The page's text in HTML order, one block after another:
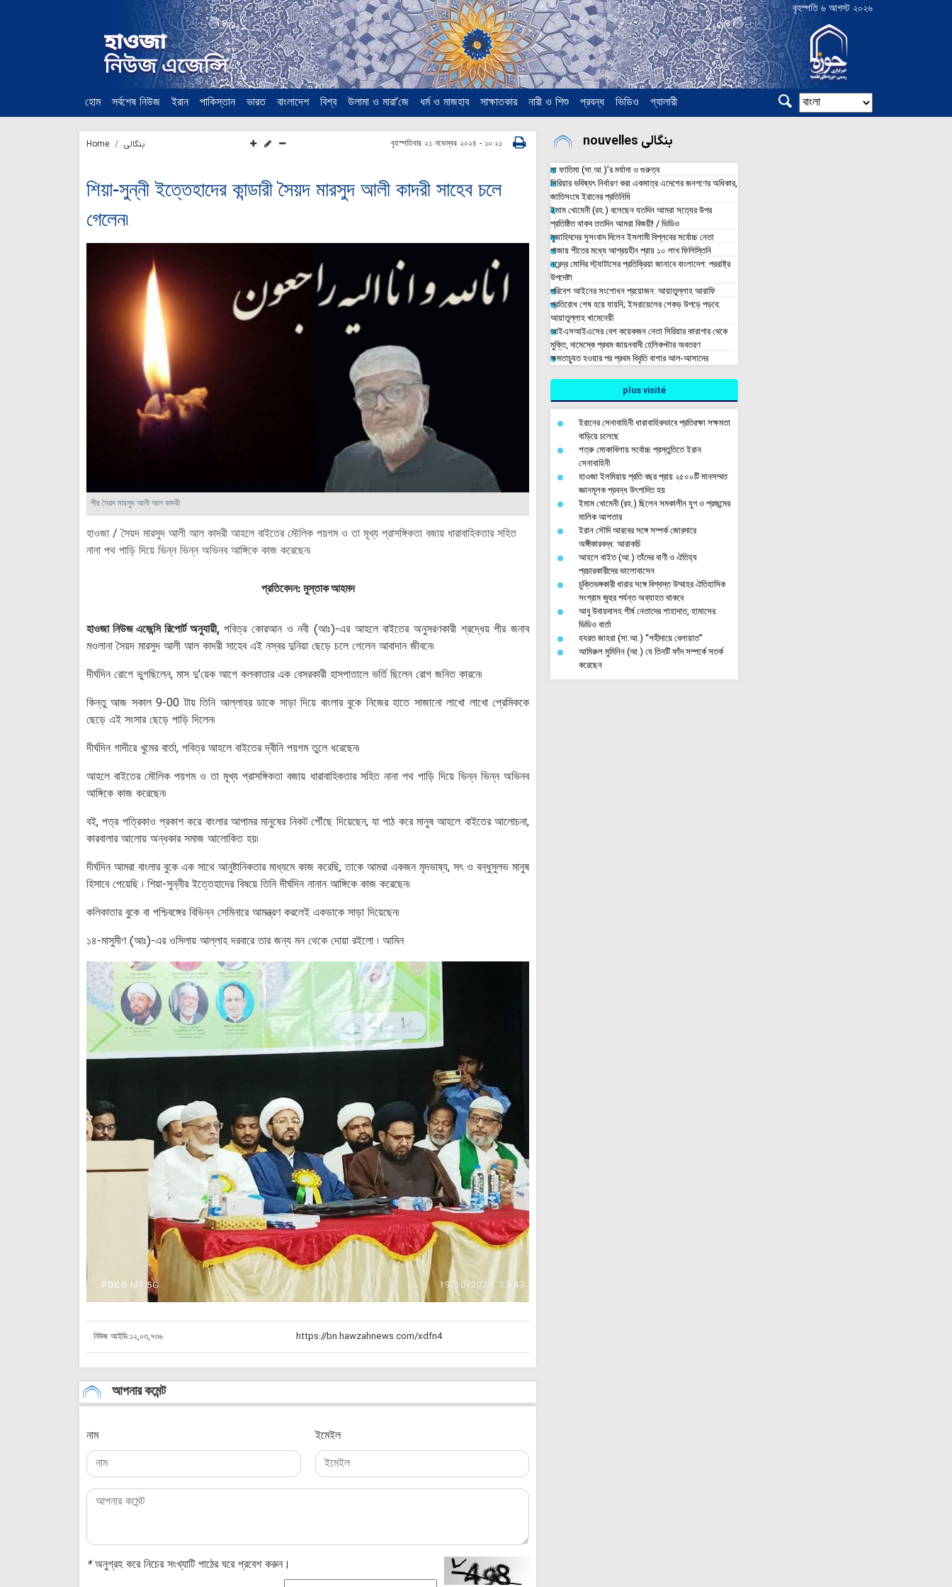
বৃহস্পতি ৬ আগস্ট ২০২৬
হোম সর্বশেষ নিউজ ইরান পাকিস্তান ভারত বাংলাদেশ বিশ্ব উলামা ও মারা’জে ধর্ম ও মাজহাব সাক্ষাতকার নারী ও শিশু প্রবন্ধ ভিডিও গ্যালারী
Home بنگالی বৃহস্পতিবার ২১ নভেম্বর ২০২৪ - ১০:২১
পীর সৈয়দ মারসুদ আলী আল কাদরী
শিয়া-সুন্নী ইত্তেহাদের কান্ডারী সৈয়দ মারসুদ আলী কাদরী সাহেব চলে
গেলেন৷
হাওজা / সৈয়দ মারসুদ আলী আল কাদরী আহলে বাইতের মৌলিক পয়গম ও তা মূখ্য প্রাসঙ্গিকতা বজায় ধারাবাহিকতার সহিত
নানা পথ পাড়ি দিয়ে ভিন্ন ভিন্ন অভিনব আঙ্গিকে কাজ করেছেন৷
প্রতিবেদন: মুস্তাক আহমদ
হাওজা নিউজ এজেন্সি রিপোর্ট অনুযায়ী,পবিত্র কোরআন ও নবী (আঃ)-এর আহলে বাইতের অনুসরণকারী শ্রদ্ধেয় পীর জনাব
মওলানা সৈয়দ মারসুদ আলী আল কাদরী সাহেব এই নস্বর দুনিয়া ছেড়ে চলে গেলেন আবাদান জীবনে৷
দীর্ঘদিন রোগে ভুগছিলেন, মাস দু'য়েক আগে কলকাতার এক বেসরকারী হাসপাতালে ভর্তি ছিলেন রোগ জনিত কারনে৷
কিন্তু আজ সকাল 9-00 টায় তিনি আল্লাহর ডাকে সাড়া দিয়ে বাংলার বুকে নিজের হাতে সাজানো লাখো লাখো প্রেমিককে
ছেড়ে এই সংসার ছেড়ে পাড়ি দিলেন৷
দীর্ঘদিন গাদীরে খুমের বার্তা, পবিত্র আহলে বাইতের দ্বীনি পয়গম তুলে ধরেছেন৷
আহলে বাইতের মৌলিক পয়গম ও তা মূখ্য প্রাসঙ্গিকতা বজায় ধারাবাহিকতার সহিত নানা পথ পাড়ি দিয়ে ভিন্ন ভিন্ন অভিনব
আঙ্গিকে কাজ করেছেন৷
বই, পত্র পত্রিকাও প্রকাশ করে বাংলার আপামর মানুষের নিকট পৌঁছে দিয়েছেন, যা পাঠ করে মানুষ আহলে বাইতের আলোচনা,
কারবালার আলোয় অন্ধকার সমাজ আলোকিত হয়৷
দীর্ঘদিন আমরা বাংলার বুকে এক সাথে আনুষ্টানিকতার মাধ্যমে কাজ করেছি, তাকে আমরা একজন মৃদভাষ্য, সৎ ও বন্ধুসুলভ মানুষ
হিসাবে পেয়েছি ৷ শিয়া-সুন্নীর ইত্তেহাদের বিষয়ে তিনি দীর্ঘদিন নানান আঙ্গিকে কাজ করেছেন৷
কলিকাতার বুকে বা পশ্চিবঙ্গের বিভিন্ন সেমিনারে আমন্ত্রণ করলেই একডাকে সাড়া দিয়েছেন৷
১৪-মাসুমীণ (আঃ)-এর ওসিলায় আল্লাহ দরবারে তার জন্য মন থেকে দোয়া রইলো ৷ আমিন
নিউজ আইডি:১২,০৩,৭৩৬
আপনার কমেন্ট
নাম ইমেইল
*অনুগ্রহ করে নিচের সংখ্যাটি পাঠের ঘরে প্রবেশ করুন।
nouvelles بنگالی
মা ফাতিমা (সা.আ.)’র মর্যাদা ও গুরুত্ব
সিরিয়ার ভবিষ্যৎ নির্ধারণ করা একমাত্র এদেশের জনগণের অধিকার,
জাতিসংঘে ইরানের প্রতিনিধি
ইমাম খোমেনী (রহ.) বলেছেন যতদিন আমরা সত্যের উপর
প্রতিষ্ঠিত থাকব ততদিন আমরা বিজয়ী! / ভিডিও
মুজাহিদদের সুসংবাদ দিলেন ইসলামী বিপ্লবের সর্বোচ্চ নেতা
গাজায় শীতের মধ্যে আশ্রয়হীন প্রায় ১০ লাখ ফিলিস্তিনি
নরেন্দ্র মোদির স্ট্যাটাসের প্রতিক্রিয়া জানাবে বাংলাদেশ: পররাষ্ট্র
উপদেষ্টা
পরিবেশ আইনের সংশোধন প্রয়োজন: আয়াতুল্লাহ আরাফি
প্রতিরোধ শেষ হয়ে যায়নি; ইসরায়েলের শেকড় উপড়ে পড়বে:
আয়াতুল্লাহ খামেনেয়ী
আইএসআইএসের বেশ কয়েকজন নেতা সিরিয়ার কারাগার থেকে
মুক্তি, দামেস্কে প্রথম জায়নবাদী হেলিকপ্টার অবতরণ
ক্ষমতাচ্যুত হওয়ার পর প্রথম বিবৃতি বাশার আল-আসাদের
plus visité
ইরানের সেনাবাহিনী ধারাবাহিকভাবে প্রতিরক্ষা সক্ষমতা
বাড়িয়ে চলেছে
শত্রু মোকাবিলায় সর্বোচ্চ প্রস্তুতিতে ইরান
সেনাবাহিনী
হাওজা ইলমিয়ায় প্রতি বছর প্রায় ২৫০০টি মানসম্মত
জ্ঞানমূলক প্রবন্ধ উৎপাদিত হয়
ইমাম খোমেনী (রহ.) ছিলেন সমকালীন যুগ ও প্রজন্মের
মালিক আশতার
ইরান সৌদি আরবের সঙ্গে সম্পর্ক জোরদারে
অঙ্গীকারবদ্ধ: আরাকচি
আহলে বাইত (আ.) তাঁদের বাণী ও ঐতিহ্য
প্রচারকারীদের ভালোবাসেন
চুক্তিভঙ্গকারী ধারার সঙ্গে বিশ্বস্ত উম্মাহর ঐতিহাসিক
সংগ্রাম জুহুর পর্যন্ত অব্যাহত থাকবে
আবু উবায়দাসহ শীর্ষ নেতাদের শাহাদাত, হামাসের
ভিডিও বার্তা
হযরত জাহরা (সা.আ.) “শহীদায়ে বেলায়াত”
আমিরুল মুমিনিন (আ.) যে তিনটি ফাঁদ সম্পর্কে সতর্ক
করেছেন
নব–ইসলামী সভ্যতা, বুদ্ধিদীপ্ত গবেষণা ও বৈজ্ঞানিক